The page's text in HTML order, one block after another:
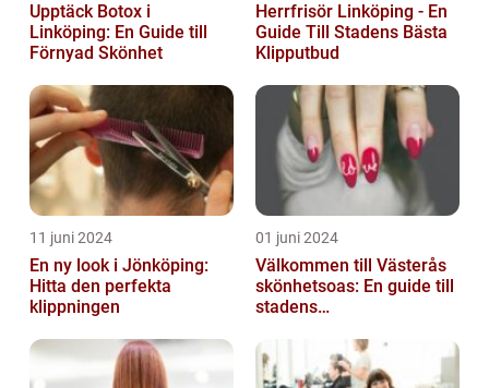
Upptäck Botox i
Linköping: En Guide till
Förnyad Skönhet
Herrfrisör Linköping - En
Guide Till Stadens Bästa
Klipputbud
11 juni 2024
En ny look i Jönköping:
Hitta den perfekta
klippningen
01 juni 2024
Välkommen till Västerås
skönhetsoas: En guide till
stadens